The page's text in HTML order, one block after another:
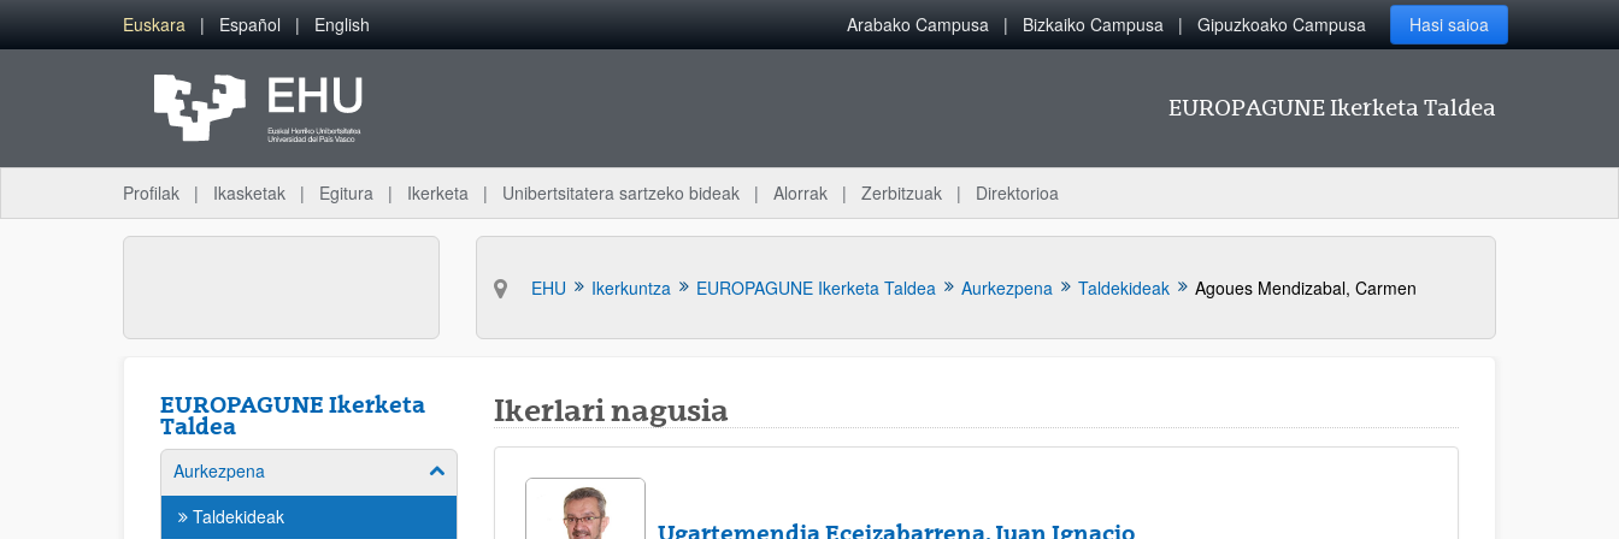
Eduki nagusira joan
Euskara Español English Arabako Campusa Bizkaiko Campusa Gipuzkoako Campusa Hasi saioa
EUROPAGUNE Ikerketa Taldea
Profilak Ikasketak Egitura Ikerketa Unibertsitatera sartzeko bideak Alorrak Zerbitzuak Direktorioa
EHU Ikerkuntza EUROPAGUNE Ikerketa Taldea Aurkezpena Taldekideak Agoues Mendizabal, Carmen
EUROPAGUNE Ikerketa
Taldea
Aurkezpena Erakutsi/izkutatu azpiorriak
Taldekideak
Ikerlari nagusia
Ugartemendia Eceizabarrena, Juan Ignacio